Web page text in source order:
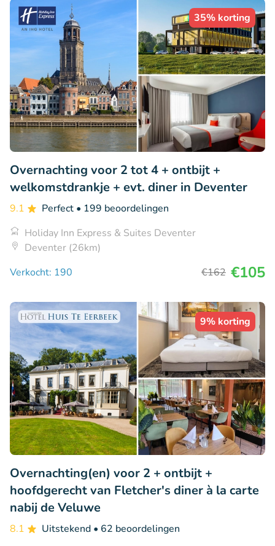
35% korting
Overnachting voor 2 tot 4 + ontbijt +
welkomstdrankje + evt. diner in Deventer
9.1 Perfect • 199 beoordelingen
Holiday Inn Express & Suites Deventer
Deventer (26km)
Verkocht: 190
€162 €105
9% korting
Overnachting(en) voor 2 + ontbijt +
hoofdgerecht van Fletcher's diner à la carte
nabij de Veluwe
8.1 Uitstekend • 62 beoordelingen